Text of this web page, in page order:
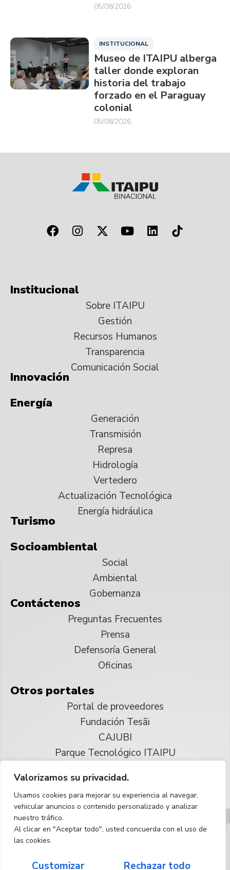
Valorizamos su privacidad.
Usamos cookies para mejorar su experiencia al navegar,
vehicular anuncios o contenido personalizado y analizar
nuestro tráfico.
Al clicar en "Aceptar todo", usted concuerda con el uso de
las cookies.
Customizar Rechazar todo
05/08/2026
INSTITUCIONAL
Museo de ITAIPU alberga
taller donde exploran
historia del trabajo
forzado en el Paraguay
colonial
05/08/2026
Institucional
Sobre ITAIPU
Gestión
Recursos Humanos
Transparencia
Comunicación Social
Innovación
Energía
Generación
Transmisión
Represa
Hidrología
Vertedero
Actualización Tecnológica
Energía hidráulica
Turismo
Socioambiental
Social
Ambiental
Gobernanza
Contáctenos
Preguntas Frecuentes
Prensa
Defensoría General
Oficinas
Otros portales
Portal de proveedores
Fundación Tesãi
CAJUBI
Parque Tecnológico ITAIPU
Reservados todos los derechos
Español